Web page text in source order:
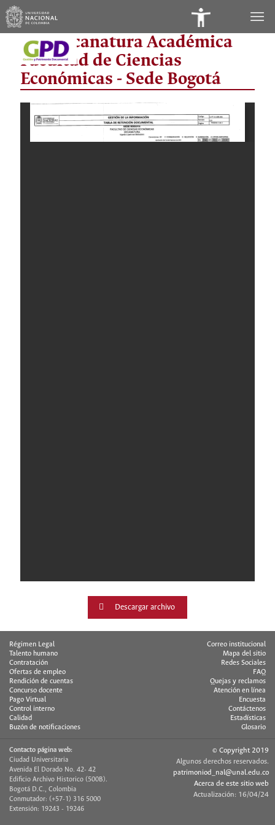
de
Vicedecanatura Académica
Facultad de Ciencias
Económicas - Sede Bogotá
Descargar archivo
Régimen Legal
Talento humano
Contratación
Ofertas de empleo
Rendición de cuentas
Concurso docente
Pago Virtual
Control interno
Calidad
Buzón de notificaciones
Correo institucional
Mapa del sitio
Redes Sociales
FAQ
Quejas y reclamos
Atención en línea
Encuesta
Contáctenos
Estadísticas
Glosario
Contacto página web:
Ciudad Universitaria
Avenida El Dorado No. 42- 42
Edificio Archivo Historico (500B).
Bogotá D.C., Colombia
Conmutador: (+57-1) 316 5000
Extensión: 19243 - 19246
© Copyright 2019
Algunos derechos reservados.
patrimoniod_nal@unal.edu.co
Acerca de este sitio web
Actualización: 16/04/24